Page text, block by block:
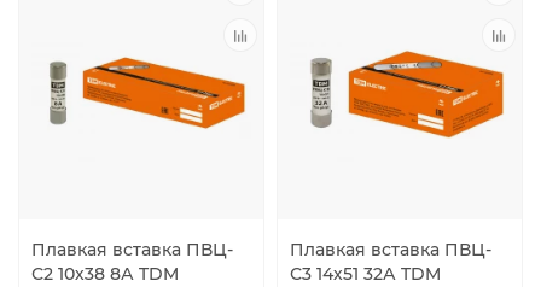
Плавкая вставка ПВЦ-
С2 10х38 8А TDM
Плавкая вставка ПВЦ-
С3 14х51 32А TDM